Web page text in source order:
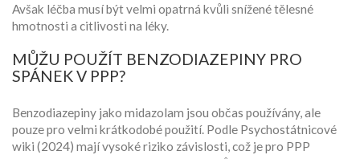
Avšak léčba musí být velmi opatrná kvůli snížené tělesné
hmotnosti a citlivosti na léky.
MŮŽU POUŽÍT BENZODIAZEPINY PRO
SPÁNEK V PPP?
Benzodiazepiny jako midazolam jsou občas používány, ale
pouze pro velmi krátkodobé použití. Podle Psychostátnicové
wiki (2024) mají vysoké riziko závislosti, což je pro PPP